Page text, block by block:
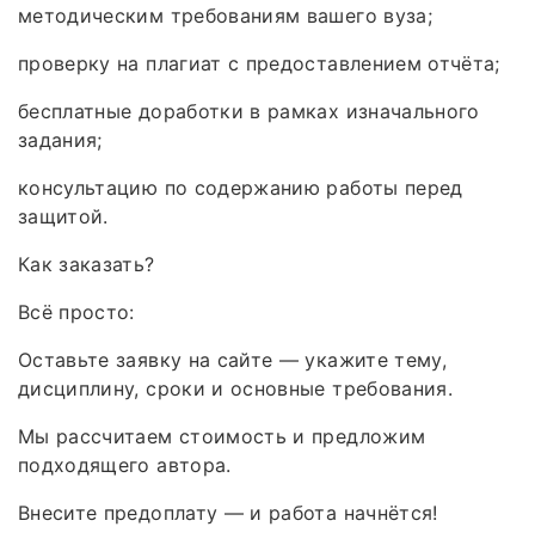
методическим требованиям вашего вуза;
проверку на плагиат с предоставлением отчёта;
бесплатные доработки в рамках изначального
задания;
консультацию по содержанию работы перед
защитой.
Как заказать?
Всё просто:
Оставьте заявку на сайте — укажите тему,
дисциплину, сроки и основные требования.
Мы рассчитаем стоимость и предложим
подходящего автора.
Внесите предоплату — и работа начнётся!